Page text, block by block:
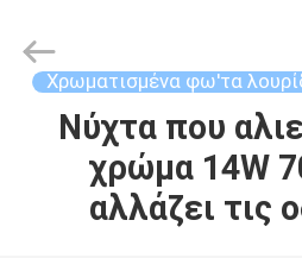
ΣΠΊΤΙ
ΠΡΟΪΌΝΤΑ
οδηγήσεων
προμηθευτής.
Copyright
ceilingledpanellights.com.
Χρωματισμένα φω'τα
Νύχτα που
χρώμα 14W
αλλάζει τις